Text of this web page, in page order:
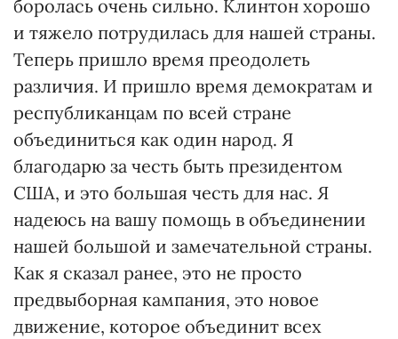
боролась очень сильно. Клинтон хорошо
и тяжело потрудилась для нашей страны.
Теперь пришло время преодолеть
различия. И пришло время демократам и
республиканцам по всей стране
объединиться как один народ. Я
благодарю за честь быть президентом
США, и это большая честь для нас. Я
надеюсь на вашу помощь в объединении
нашей большой и замечательной страны.
Как я сказал ранее, это не просто
предвыборная кампания, это новое
движение, которое объединит всех